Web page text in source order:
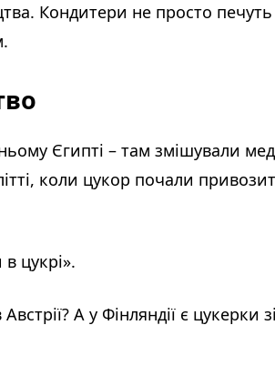
Кондитери не просто печуть
Єгипті – там змішували
коли цукор почали
цукрі».
А у Фінляндії є цукерки зі